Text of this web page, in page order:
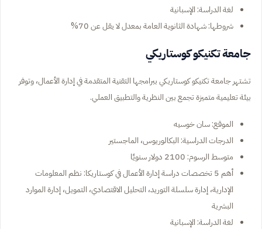
لغة الدراسة: الإسبانية
شروطها: شهادة الثانوية العامة بمعدل لا يقل عن 70%
جامعة تكنيكو كوستاريكي
تشتهر جامعة تكنيكو كوستاريكي ببرامجها التقنية المتقدمة في إدارة الأعمال، وتوفر
بيئة تعليمية متميزة تجمع بين النظرية والتطبيق العملي.
الموقع: سان خوسيه
الدرجات الدراسية: البكالوريوس، الماجستير
متوسط الرسوم: 2100 دولار سنويًا
أهم 5 تخصصات دراسة إدارة الأعمال في كوستاريكا: نظم المعلومات
الإدارية، إدارة سلسلة التوريد، التحليل الاقتصادي، التمويل، إدارة الموارد
البشرية
لغة الدراسة: الإسبانية